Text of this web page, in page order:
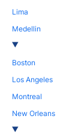
Lima
Medellin
Boston
Los Angeles
Montreal
New Orleans